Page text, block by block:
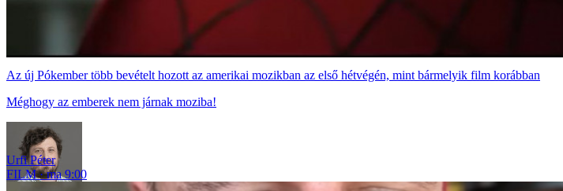
Az új Pókember több bevételt hozott az amerikai mozikban az első hétvégén, mint bármelyik film korábban
Méghogy az emberek nem járnak moziba!
Urfi Péter
FILM
ma 9:00